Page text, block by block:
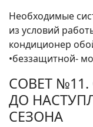
Необходимые
из условий
кондиционер
•беззащитной-
СОВЕТ
ДО
СЕЗОНА